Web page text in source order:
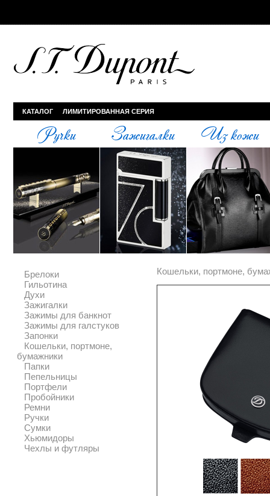
КАТАЛОГ ЛИМИТИРОВАННАЯ СЕРИЯ
Ручки Зажигалки Из кожи
Брелоки
Гильотина
Духи
Зажигалки
Зажимы для банкнот
Зажимы для галстуков
Запонки
Кошельки, портмоне,
бумажники
Папки
Пепельницы
Портфели
Пробойники
Ремни
Ручки
Сумки
Хьюмидоры
Чехлы и футляры
Кошельки, портмоне,